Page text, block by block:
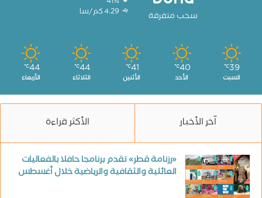
سحب متفرقة
4.29 كم/سا
39
℃
السبت
40
℃
الأحد
41
℃
الأثنين
44
℃
الثلاثاء
44
℃
الأربعاء
آخر الأخبار الأكثر قراءة
«رزنامة قطر» تقدم برنامجا حافلا بالفعاليات
العائلية والثقافية والرياضية خلال أغسطس